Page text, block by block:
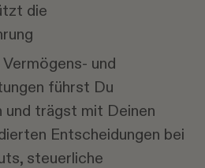
die
und
führst Du
und trägst mit Deinen
Entscheidungen bei
steuerliche